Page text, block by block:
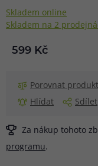
Skladem online
Skladem na 2
599 Kč
Porovnat produkt
Hlídat
Sdílet
Za nákup tohoto
programu.